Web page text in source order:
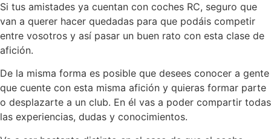
Si tus amistades ya cuentan con coches RC, seguro que
van a querer hacer quedadas para que podáis competir
entre vosotros y así pasar un buen rato con esta clase de
afición.
De la misma forma es posible que desees conocer a gente
que cuente con esta misma afición y quieras formar parte
o desplazarte a un club. En él vas a poder compartir todas
las experiencias, dudas y conocimientos.